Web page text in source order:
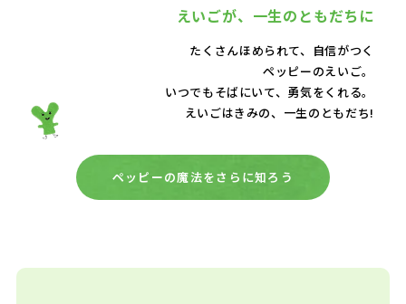
えいごが、 一生のともだちに
たくさんほめられて、自信がつく
ペッピーのえいご。
いつでもそばにいて、 勇気をくれる。
えいごはきみの、一生のともだち!
ペッピーの魔法をさらに知ろう